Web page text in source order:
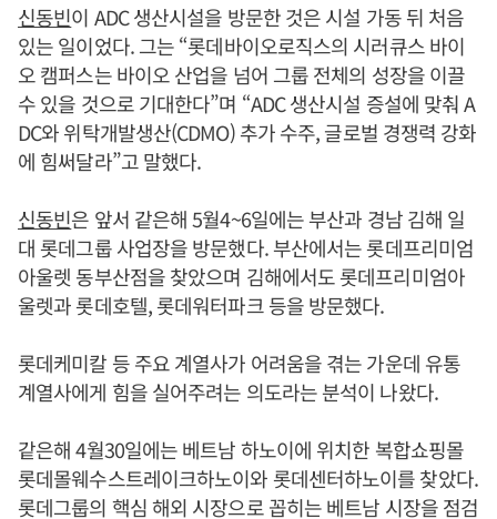
신동빈이 ADC 생산시설을 방문한 것은 시설 가동 뒤 처음
있는 일이었다. 그는 “롯데바이오로직스의 시러큐스 바이
오 캠퍼스는 바이오 산업을 넘어 그룹 전체의 성장을 이끌
수 있을 것으로 기대한다”며 “ADC 생산시설 증설에 맞춰 A
DC와 위탁개발생산(CDMO) 추가 수주, 글로벌 경쟁력 강화
에 힘써달라”고 말했다.
신동빈은 앞서 같은해 5월4~6일에는 부산과 경남 김해 일
대 롯데그룹 사업장을 방문했다. 부산에서는 롯데프리미엄
아울렛 동부산점을 찾았으며 김해에서도 롯데프리미엄아
울렛과 롯데호텔, 롯데워터파크 등을 방문했다.
롯데케미칼 등 주요 계열사가 어려움을 겪는 가운데 유통
계열사에게 힘을 실어주려는 의도라는 분석이 나왔다.
같은해 4월30일에는 베트남 하노이에 위치한 복합쇼핑몰
롯데몰웨수스트레이크하노이와 롯데센터하노이를 찾았다.
롯데그룹의 핵심 해외 시장으로 꼽히는 베트남 시장을 점검